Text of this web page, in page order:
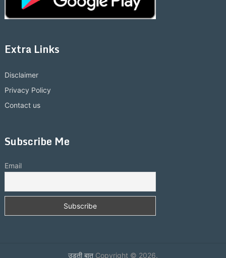
Extra Links
Disclaimer
Privacy Policy
Contact us
Subscribe Me
Email
उड़ती बातCopyright © 2026.